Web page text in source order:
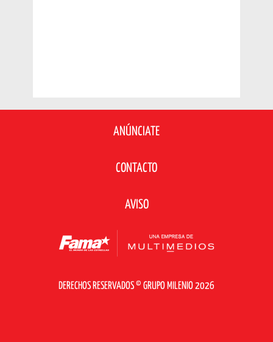
ANÚNCIATE
CONTACTO
AVISO
DERECHOS RESERVADOS © GRUPO MILENIO 2026